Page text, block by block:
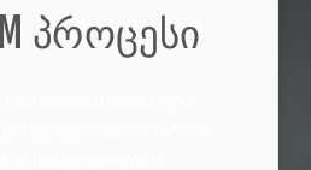
პროცესი